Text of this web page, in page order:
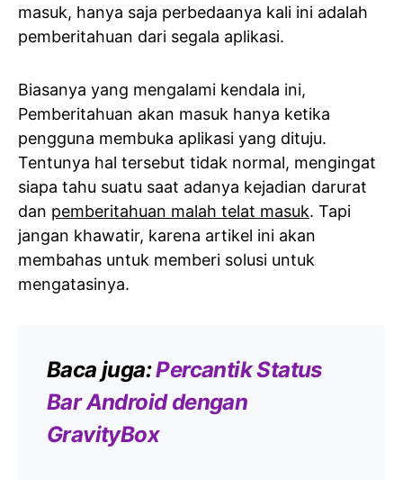
masuk, hanya saja perbedaanya kali ini adalah
pemberitahuan dari segala aplikasi.
Biasanya yang mengalami kendala ini,
Pemberitahuan akan masuk hanya ketika
pengguna membuka aplikasi yang dituju.
Tentunya hal tersebut tidak normal, mengingat
siapa tahu suatu saat adanya kejadian darurat
dan pemberitahuan malah telat masuk. Tapi
jangan khawatir, karena artikel ini akan
membahas untuk memberi solusi untuk
mengatasinya.
Baca juga:Percantik Status
Bar Android dengan
GravityBox